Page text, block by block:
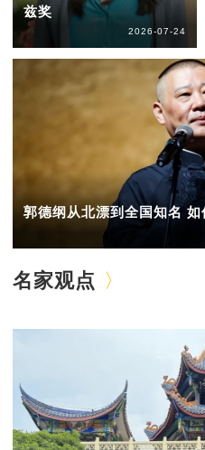
兹奖
2026-07-24
郭德纲从北漂到全国知名
名家观点